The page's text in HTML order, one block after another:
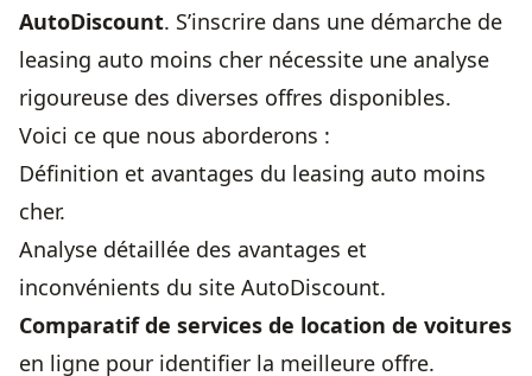
AutoDiscount. S’inscrire dans une démarche de
leasing auto moins cher nécessite une analyse
rigoureuse des diverses offres disponibles.
Voici ce que nous aborderons :
Définition et avantages du leasing auto moins
cher.
Analyse détaillée des avantages et
inconvénients du site AutoDiscount.
Comparatif de services de location de voitures
en ligne pour identifier la meilleure offre.